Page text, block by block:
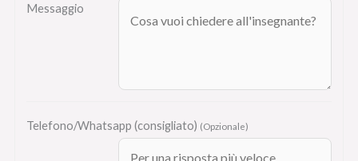
Messaggio
Telefono/Whatsapp (consigliato) (Opzionale)